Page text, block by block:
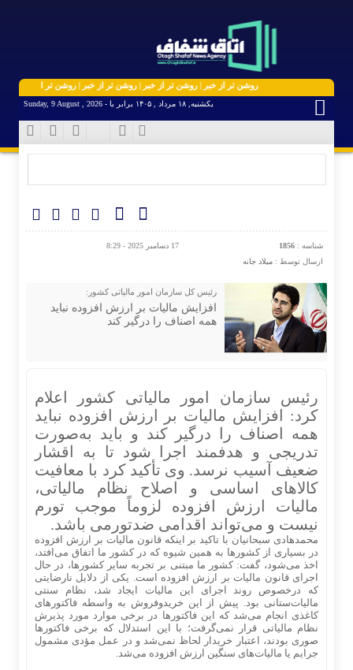
روشن تر از خبر | روشن تر از خبر | روشن تر از خبر | روشن تر از خبر | روشن
یکشنبه, ۱۸ مرداد , ۱۴۰۵ برابر با - Sunday, 9 August , 2026
شناسه : 1856
17 دسامبر 2025 - 8:29
ارسال توسط : میلاد جانه
رئیس کل سازمان امور مالیاتی کشور:
افزایش مالیات بر ارزش افزوده نباید
همه اصناف را درگیر کند
رئیس سازمان امور مالیاتی کشور اعلام
کرد: افزایش مالیات بر ارزش افزوده نباید
همه اصناف را درگیر کند و باید به‌صورت
تدریجی و هدفمند اجرا شود تا به اقشار
ضعیف آسیب نرسد. وی تأکید کرد با معافیت
کالاهای اساسی و اصلاح نظام مالیاتی،
مالیات ارزش افزوده لزوماً موجب تورم
نیست و می‌تواند اقدامی ضدتورمی باشد.
محمدهادی سبحانیان با تاکید بر اینکه قانون مالیات بر ارزش افزوده
در بسیاری از کشورها به همین شیوه که در کشور ما اتفاق می‌افتد،
اخذ می‌شود، گفت: کشور ما مبتنی بر تجربه سایر کشورها، در حال
اجرای قانون مالیات بر ارزش افزوده است. یکی از دلایل نارضایتی
که درخصوص روند اجرای این مالیات ایجاد شد، نظام سنتی
مالیات‌ستانی بود. پیش از این خریدوفروش به واسطه فاکتورهای
کاغذی انجام می‌شد که این فاکتورها در برخی موارد مورد پذیرش
نظام مالیاتی قرار نمی‌گرفت؛ با این استدلال که برخی فاکتورها
صوری بودند، اعتبار خریدار لحاظ نمی‌شد و در عمل مؤدی مشمول
جرایم یا مالیات‌های سنگین ارزش افزوده می‌شد.